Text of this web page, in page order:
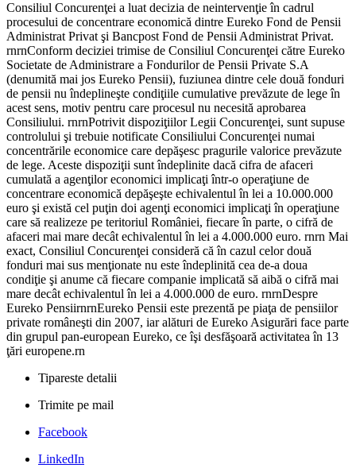
Consiliul Concurenţei a luat decizia de neintervenţie în cadrul
procesului de concentrare economică dintre Eureko Fond de Pensii
Administrat Privat şi Bancpost Fond de Pensii Administrat Privat.
rnrnConform deciziei trimise de Consiliul Concurenţei către Eureko
Societate de Administrare a Fondurilor de Pensii Private S.A
(denumită mai jos Eureko Pensii), fuziunea dintre cele două fonduri
de pensii nu îndeplineşte condiţiile cumulative prevăzute de lege în
acest sens, motiv pentru care procesul nu necesită aprobarea
Consiliului. rnrnPotrivit dispoziţiilor Legii Concurenţei, sunt supuse
controlului şi trebuie notificate Consiliului Concurenţei numai
concentrările economice care depăşesc pragurile valorice prevăzute
de lege. Aceste dispoziţii sunt îndeplinite dacă cifra de afaceri
cumulată a agenţilor economici implicaţi într-o operaţiune de
concentrare economică depăşeşte echivalentul în lei a 10.000.000
euro şi există cel puţin doi agenţi economici implicaţi în operaţiune
care să realizeze pe teritoriul României, fiecare în parte, o cifră de
afaceri mai mare decât echivalentul în lei a 4.000.000 euro. rnrn Mai
exact, Consiliul Concurenţei consideră că în cazul celor două
fonduri mai sus menţionate nu este îndeplinită cea de-a doua
condiţie şi anume că fiecare companie implicată să aibă o cifră mai
mare decât echivalentul în lei a 4.000.000 de euro. rnrnDespre
Eureko PensiirnrnEureko Pensii este prezentă pe piaţa de pensiilor
private româneşti din 2007, iar alături de Eureko Asigurări face parte
din grupul pan-european Eureko, ce îşi desfăşoară activitatea în 13
ţări europene.rn
Tipareste detalii
Trimite pe mail
Facebook
LinkedIn